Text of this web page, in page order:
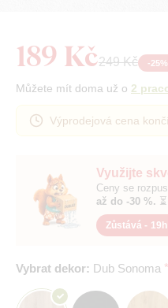
Využijte
Ceny se
až do -30 %.
Zůstává - 19h
Vybrat dekor: Dub Sonoma
189 Kč249 Kč -25%
Můžete mít doma už o 2
Výprodejová cena